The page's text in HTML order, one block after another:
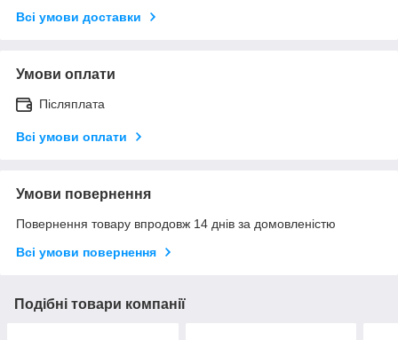
Всі умови доставки
Умови оплати
Післяплата
Всі умови оплати
Умови повернення
Повернення товару впродовж 14 днів за домовленістю
Всі умови повернення
Подібні товари компанії